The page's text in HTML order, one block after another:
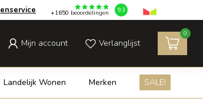
+1650 beoordelingen 9.3
Mijn account Verlanglijst
0
Landelijk Wonen Merken SALE!